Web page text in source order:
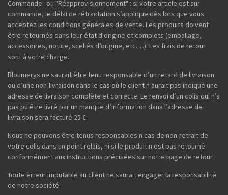
Commande" ou "Réapprovisionnement" : si votre article est sur
commande, le délai de rétractation s’applique dès lors que vous
acceptez les conditions générales de vente. Les produits doivent
être retournés dans leur état d'origine et complets (emballage,
accessoires, notice, scellés d’origine, etc.…). Les frais de retour
sont à votre charge.
Bloumerys ne saurait être tenu responsable d’un retard de livraison
ou d’une non-livraison dans le cas où le client n’aurait pas indiqué une
adresse de livraison complète et correcte. Le renvoi d’un colis qui n’a
pas pu être livré par un manque d’information dans l’adresse de
livraison sera facturé 25 €.
Nous ne pouvons être tenus responsables n cas de non-retrait de
votre colis dans un point relais, ni si le produit n'est pas retourné
conformément aux instructions précisées sur notre page de retour.
Toute erreur imputable au client ne saurait engager la responsabilité
de notre société.